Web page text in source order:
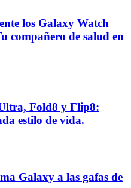
los Galaxy Watch
compañero de salud en
Fold8 y Flip8:
estilo de vida.
Galaxy a las gafas de